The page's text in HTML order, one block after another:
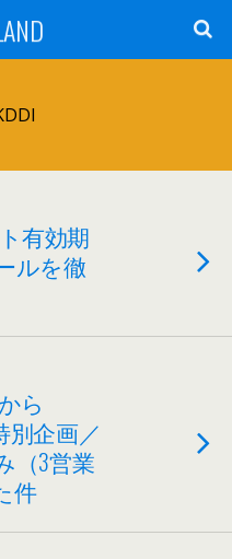
ト有効期
ルを徹
ら
別企画／
（3営業
件